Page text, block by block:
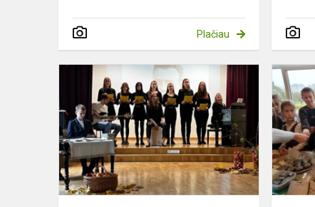
Plačiau
,,Maironio
sodas“